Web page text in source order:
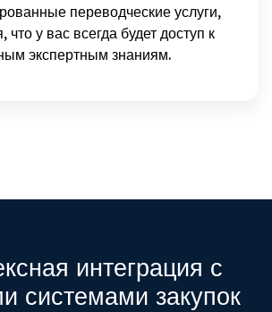
переводческие услуги,
что у вас всегда будет доступ к
экспертным знаниям.
интеграция с
системами закупок